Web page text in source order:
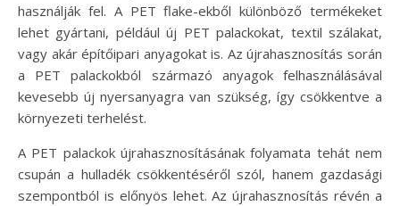
használják fel. A PET flake-ekből különböző termékeket
lehet gyártani, például új PET palackokat, textil szálakat,
vagy akár építőipari anyagokat is. Az újrahasznosítás során
a PET palackokból származó anyagok felhasználásával
kevesebb új nyersanyagra van szükség, így csökkentve a
környezeti terhelést.
A PET palackok újrahasznosításának folyamata tehát nem
csupán a hulladék csökkentéséről szól, hanem gazdasági
szempontból is előnyös lehet. Az újrahasznosítás révén a